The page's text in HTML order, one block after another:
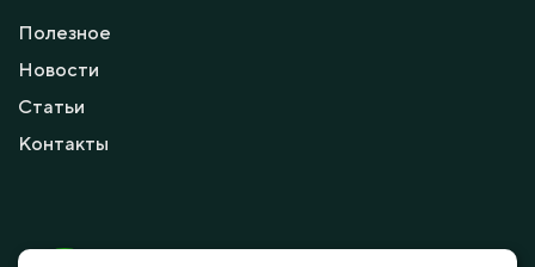
Полезное
Новости
Статьи
Контакты